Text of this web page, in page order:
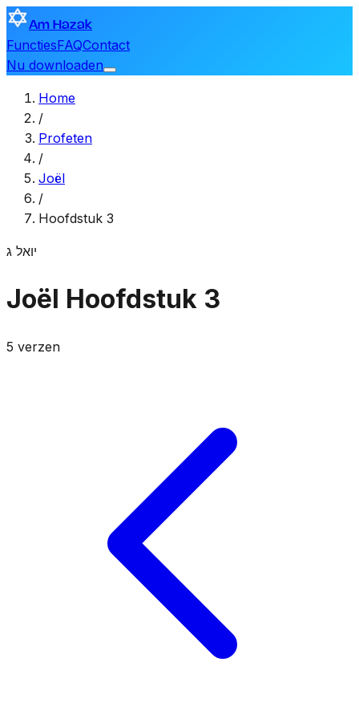
Am Hazak
FunctiesFAQContact
Nu downloaden
Home
/
Profeten
/
Joël
/
Hoofdstuk 3
יואל ג
Joël Hoofdstuk 3
5 verzen